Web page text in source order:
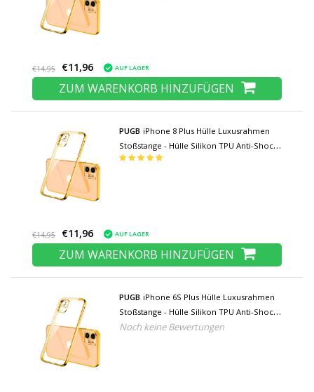
€14,95 €11,96 AUF LAGER
ZUM WARENKORB HINZUFÜGEN
PUGB iPhone 8 Plus Hülle Luxusrahmen
Stoßstange - Hülle Silikon TPU Anti-Shock
Grün
€14,95 €11,96 AUF LAGER
ZUM WARENKORB HINZUFÜGEN
PUGB iPhone 6S Plus Hülle Luxusrahmen
Stoßstange - Hülle Silikon TPU Anti-Shock
Grün
Noch keine Bewertungen